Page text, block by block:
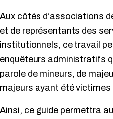
Aux côtés d’associations
et de représentants des
institutionnels, ce travail
enquêteurs administratifs
parole de mineurs, de
majeurs ayant été victimes
Ainsi, ce guide permettra